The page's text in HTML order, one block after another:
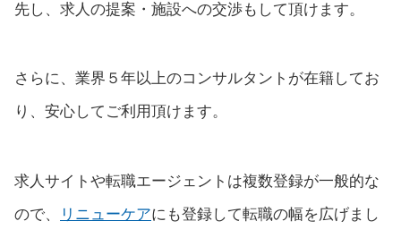
先し、求人の提案・施設への交渉もして頂けます。
さらに、業界５年以上のコンサルタントが在籍してお
り、安心してご利用頂けます。
求人サイトや転職エージェントは複数登録が一般的な
ので、
リニューケアにも登録して転職の幅を広げまし